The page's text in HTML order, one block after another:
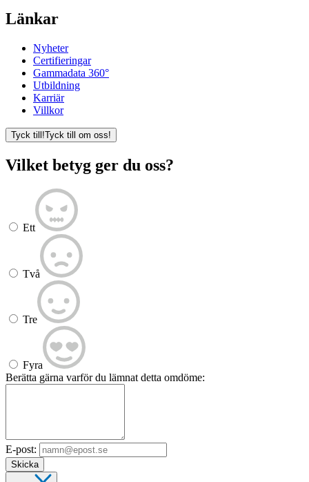
Länkar
Nyheter
Certifieringar
Gammadata 360°
Utbildning
Karriär
Villkor
Tyck till!Tyck till om oss!
Vilket betyg ger du oss?
Ett
Två
Tre
Fyra
Berätta gärna varför du lämnat detta omdöme:
E-post:
Skicka